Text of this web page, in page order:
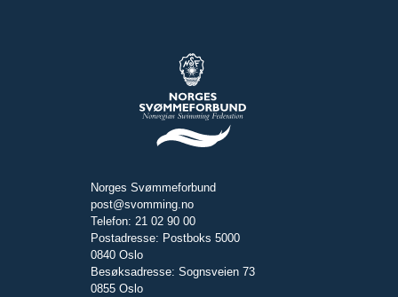
Norges Svømmeforbund
post@svomming.no
Telefon: 21 02 90 00
Postadresse: Postboks 5000
0840 Oslo
Besøksadresse: Sognsveien 73
0855 Oslo